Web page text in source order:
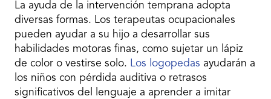
La ayuda de la intervención temprana adopta
diversas formas. Los terapeutas ocupacionales
pueden ayudar a su hijo a desarrollar sus
habilidades motoras finas, como sujetar un lápiz
de color o vestirse solo. Los logopedas ayudarán a
los niños con pérdida auditiva o retrasos
significativos del lenguaje a aprender a imitar